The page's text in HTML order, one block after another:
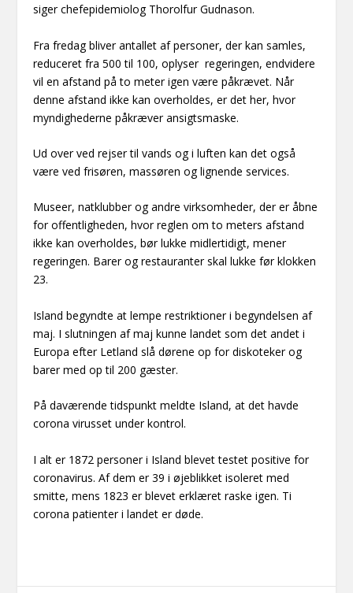
siger chefepidemiolog Thorolfur Gudnason.
Fra fredag bliver antallet af personer, der kan samles,
reduceret fra 500 til 100, oplyser regeringen, endvidere
vil en afstand på to meter igen være påkrævet. Når
denne afstand ikke kan overholdes, er det her, hvor
myndighederne påkræver ansigtsmaske.
Ud over ved rejser til vands og i luften kan det også
være ved frisøren, massøren og lignende services.
Museer, natklubber og andre virksomheder, der er åbne
for offentligheden, hvor reglen om to meters afstand
ikke kan overholdes, bør lukke midlertidigt, mener
regeringen. Barer og restauranter skal lukke før klokken
23.
Island begyndte at lempe restriktioner i begyndelsen af
maj. I slutningen af maj kunne landet som det andet i
Europa efter Letland slå dørene op for diskoteker og
barer med op til 200 gæster.
På daværende tidspunkt meldte Island, at det havde
corona virusset under kontrol.
I alt er 1872 personer i Island blevet testet positive for
coronavirus. Af dem er 39 i øjeblikket isoleret med
smitte, mens 1823 er blevet erklæret raske igen. Ti
corona patienter i landet er døde.